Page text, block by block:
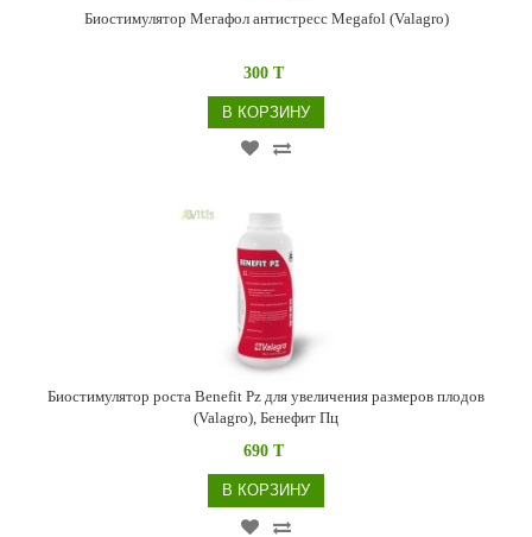
Биостимулятор Мегафол антистресс Megafol (Valagro)
300 T
В КОРЗИНУ
Биостимулятор роста Benefit Pz для увеличения размеров плодов
(Valagro), Бенефит Пц
690 T
В КОРЗИНУ